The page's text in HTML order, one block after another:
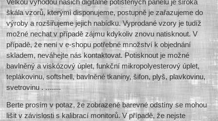
škála vzorů, kterými disponujeme, postupně je zařazujeme do
výroby a rozšiřujeme jejich nabídku. Vyprodané vzory je tudíž
možné nechat v případě zájmu kdykoliv znovu natisknout. V
případě, že není v e-shopu potřebné množství k objednání
skladem, neváhejte nás kontaktovat. Potisknout je možné
bavlněný a viskózový úplet, funkční mikropolyesterový úplet,
teplákovinu, softshell, bavlněné tkaniny, šifon, plyš, plavkovinu,
svetrovinu . ........
Berte prosím v potaz, že zobrazené barevné odstíny se mohou
lišit v závislosti s kalibrací monitorů. V případě, že nejste